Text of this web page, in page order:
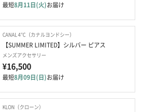
最短8月11日(火)お届け
CANAL 4℃（カナルヨンドシー）
【SUMMER LIMITED】シルバー ピアス
メンズアクセサリー
¥16,500
最短8月09日(日)お届け
KLON（クローン）